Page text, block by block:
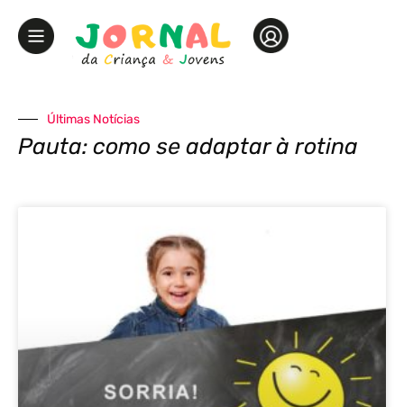
Últimas Notícias
Pauta: como se adaptar à rotina